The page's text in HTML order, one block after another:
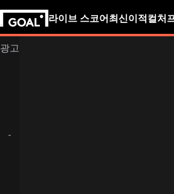
라이브 스코어 최신이적 컬처